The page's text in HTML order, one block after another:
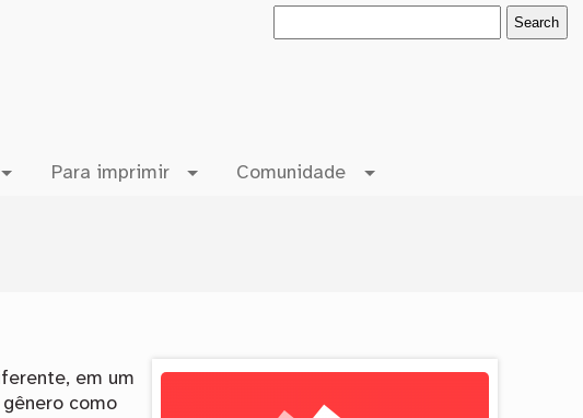
Para imprimir Comunidade
em um
como